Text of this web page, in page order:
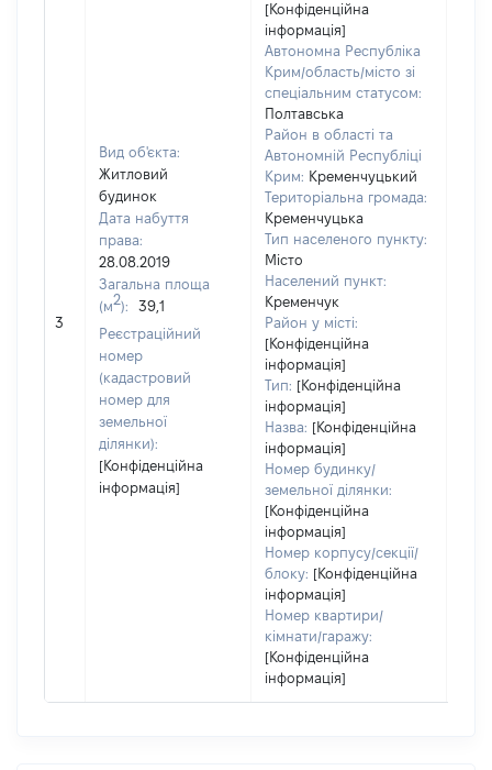
3
Вид об'єкта:
Житловий
будинок
Дата набуття
права:
28.08.2019
Загальна площа
(м2):
39,1
Реєстраційний
номер
(кадастровий
номер для
земельної
ділянки):
[Конфіденційна
інформація]
[Конфіденційна
інформація]
Автономна Республіка
Крим/область/місто зі
спеціальним статусом:
Полтавська
Район в області та
Автономній Республіці
Крим: Кременчуцький
Територіальна громада:
Кременчуцька
Тип населеного пункту:
Місто
Населений пункт:
Кременчук
Район у місті:
[Конфіденційна
інформація]
Тип: [Конфіденційна
інформація]
Назва: [Конфіденційна
інформація]
Номер будинку/
земельної ділянки:
[Конфіденційна
інформація]
Номер корпусу/секції/
блоку: [Конфіденційна
інформація]
Номер квартири/
кімнати/гаражу:
[Конфіденційна
інформація]